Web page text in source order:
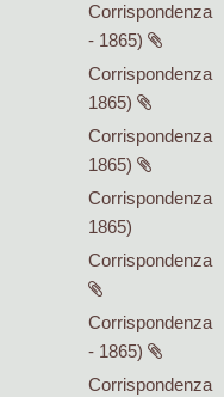
Corrispondenza
- 1865)
Corrispondenza
1865)
Corrispondenza
1865)
Corrispondenza
1865)
Corrispondenza
Corrispondenza
- 1865)
Corrispondenza